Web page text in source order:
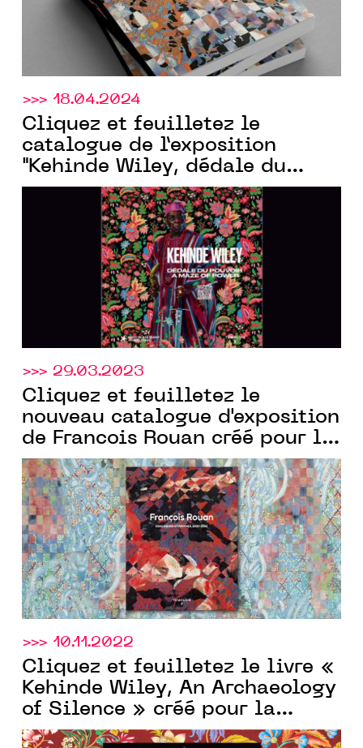
>>> 18.04.2024
Cliquez et feuilletez le
catalogue de l’exposition
"Kehinde Wiley, dédale du
pouvoir" créé pour la galerie
Templonpar Communic’Art
>>> 29.03.2023
Cliquez et feuilletez le
nouveau catalogue d'exposition
de Francois Rouan créé pour la
GalerieTemplonpar
Communic'Art
>>> 10.11.2022
Cliquez et feuilletez le livre «
Kehinde Wiley, An Archaeology
of Silence » créé pour la
galerieTemplon